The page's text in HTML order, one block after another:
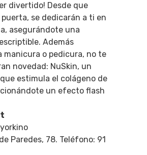
divertido! Desde que
se dedicarán a ti en
asegurándote una
Además
manicura o pedicura, no te
novedad: NuSkin, un
estimula el colágeno de
un efecto flash
Paredes, 78. Teléfono: 91